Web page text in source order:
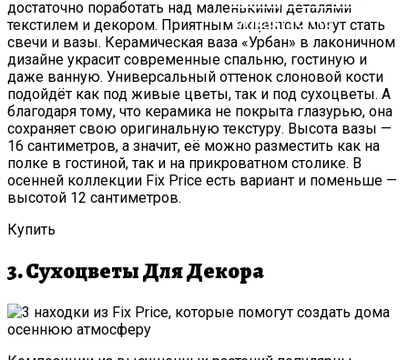
One&Home
достаточно поработать над маленькими деталями —
текстилем и декором. Приятным акцентом могут стать
свечи и вазы. Керамическая ваза «Урбан» в лаконичном
дизайне украсит современные спальню, гостиную и
даже ванную. Универсальный оттенок слоновой кости
подойдёт как под живые цветы, так и под сухоцветы. А
благодаря тому, что керамика не покрыта глазурью, она
сохраняет свою оригинальную текстуру. Высота вазы —
16 сантиметров, а значит, её можно разместить как на
полке в гостиной, так и на прикроватном столике. В
осенней коллекции Fix Price есть вариант и поменьше —
высотой 12 сантиметров.
Купить
3. Сухоцветы Для Декора